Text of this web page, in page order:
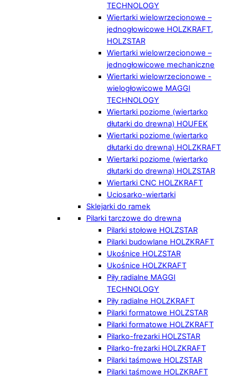
TECHNOLOGY
Wiertarki wielowrzecionowe –
jednogłowicowe HOLZKRAFT,
HOLZSTAR
Wiertarki wielowrzecionowe –
jednogłowicowe mechaniczne
Wiertarki wielowrzecionowe -
wielogłowicowe MAGGI
TECHNOLOGY
Wiertarki poziome (wiertarko
dłutarki do drewna) HOUFEK
Wiertarki poziome (wiertarko
dłutarki do drewna) HOLZKRAFT
Wiertarki poziome (wiertarko
dłutarki do drewna) HOLZSTAR
Wiertarki CNC HOLZKRAFT
Uciosarko-wiertarki
Sklejarki do ramek
Pilarki tarczowe do drewna
Pilarki stołowe HOLZSTAR
Pilarki budowlane HOLZKRAFT
Ukośnice HOLZSTAR
Ukośnice HOLZKRAFT
Piły radialne MAGGI
TECHNOLOGY
Piły radialne HOLZKRAFT
Pilarki formatowe HOLZSTAR
Pilarki formatowe HOLZKRAFT
Pilarko-frezarki HOLZSTAR
Pilarko-frezarki HOLZKRAFT
Pilarki taśmowe HOLZSTAR
Pilarki taśmowe HOLZKRAFT